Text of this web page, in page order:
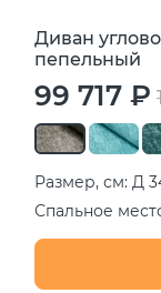
Диван
пепельный
99 717 ₽
Размер, см: Д
Спальное